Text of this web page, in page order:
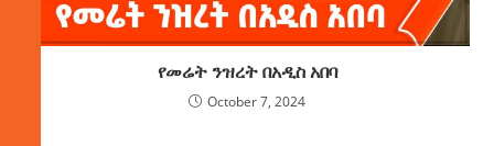
የመሬት ንዝረት በአዲስ አበባ
October 7, 2024